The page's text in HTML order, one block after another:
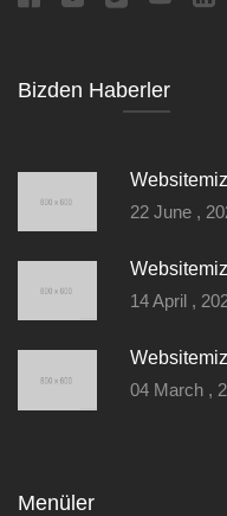
Bizden Haberler
22 June ,
14 April ,
04 March ,
Menüler